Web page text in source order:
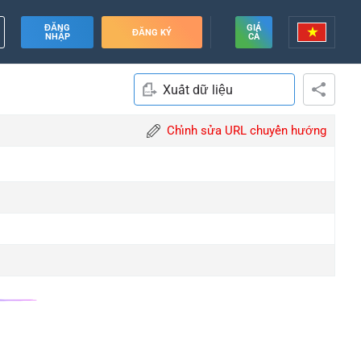
ĐĂNG
NHẬP
ĐĂNG KÝ
GIÁ
CẢ
Xuất dữ liệu
Chỉnh sửa URL chuyển hướng